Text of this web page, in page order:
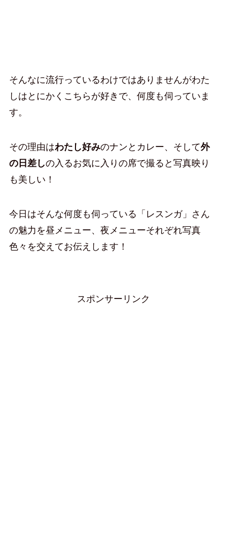
そんなに流行っているわけではありませんがわた
しはとにかくこちらが好きで、何度も伺っていま
す。
その理由はわたし好みのナンとカレー、そして外
の日差しの入るお気に入りの席で撮ると写真映り
も美しい！
今日はそんな何度も伺っている「レスンガ」さん
の魅力を昼メニュー、夜メニューそれぞれ写真
色々を交えてお伝えします！
スポンサーリンク